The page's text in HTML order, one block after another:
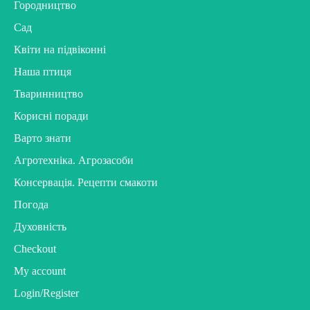
Городництво
Сад
Квіти на підвіконні
Наша птиця
Тваринництво
Корисні поради
Варто знати
Агротехніка. Агрозасоби
Консервація. Рецепти смакоти
Погода
Духовність
Checkout
My account
Login/Register